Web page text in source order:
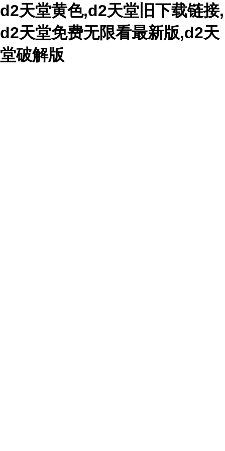
d2天堂黄色,d2天堂旧下载链接,
d2天堂免费无限看最新版,d2天
堂破解版